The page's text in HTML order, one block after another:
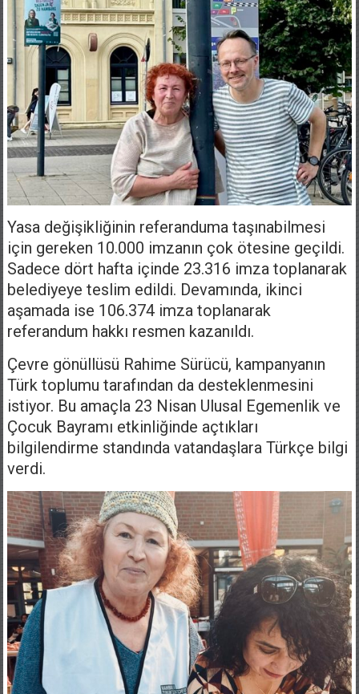
Yasa değişikliğinin referanduma taşınabilmesi
için gereken 10.000 imzanın çok ötesine geçildi.
Sadece dört hafta içinde 23.316 imza toplanarak
belediyeye teslim edildi. Devamında, ikinci
aşamada ise 106.374 imza toplanarak
referandum hakkı resmen kazanıldı.
Çevre gönüllüsü Rahime Sürücü, kampanyanın
Türk toplumu tarafından da desteklenmesini
istiyor. Bu amaçla 23 Nisan Ulusal Egemenlik ve
Çocuk Bayramı etkinliğinde açtıkları
bilgilendirme standında vatandaşlara Türkçe bilgi
verdi.